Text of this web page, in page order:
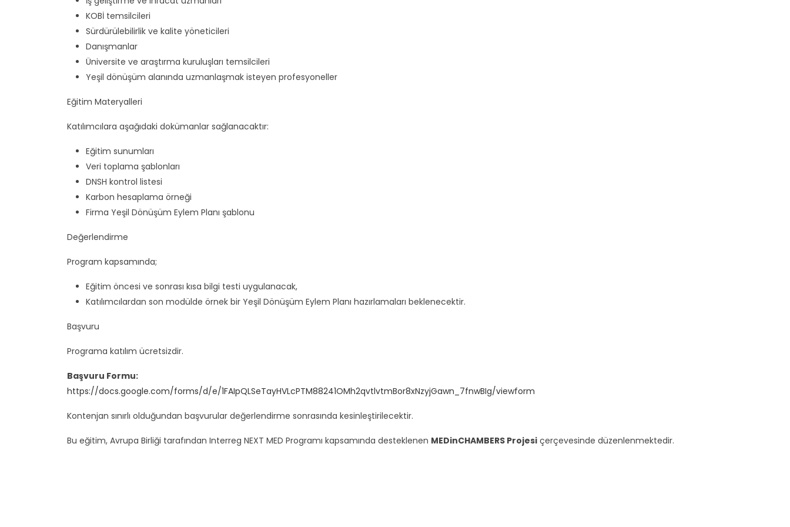
KOBİ temsilcileri
Sürdürülebilirlik ve kalite yöneticileri
Danışmanlar
Üniversite ve araştırma kuruluşları temsilcileri
Yeşil dönüşüm alanında uzmanlaşmak isteyen profesyoneller
Eğitim Materyalleri
Katılımcılara aşağıdaki dokümanlar sağlanacaktır:
Eğitim sunumları
Veri toplama şablonları
DNSH kontrol listesi
Karbon hesaplama örneği
Firma Yeşil Dönüşüm Eylem Planı şablonu
Değerlendirme
Program kapsamında;
Eğitim öncesi ve sonrası kısa bilgi testi uygulanacak,
Katılımcılardan son modülde örnek bir Yeşil Dönüşüm Eylem Planı hazırlamaları beklenecektir.
Başvuru
Programa katılım ücretsizdir.
Başvuru Formu:
https://docs.google.com/forms/d/e/1FAIpQLSeTayHVLcPTM88241OMh2qvtlvtmBor8xNzyjGawn_7fnwBIg/viewform
Kontenjan sınırlı olduğundan başvurular değerlendirme sonrasında kesinleştirilecektir.
Bu eğitim, Avrupa Birliği tarafından Interreg NEXT MED Programı kapsamında desteklenen MEDinCHAMBERS Projesi çerçevesinde düzenlenmektedir.